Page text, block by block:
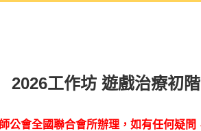
2026工作坊 遊戲治療初階
公會全國聯合會所辦理，如有任何疑